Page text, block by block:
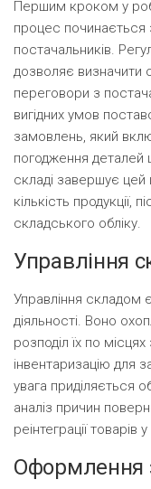
Першим кроком у
процес починається
постачальників.
дозволяє визначити
переговори з
вигідних умов
замовлень, який
погодження деталей
складі завершує цей
кількість продукції,
складського обліку.
Управління
Управління складом
діяльності. Воно
розподіл їх по
інвентаризацію для
увага приділяється
аналіз причин
реінтеграції товарів
Оформлення